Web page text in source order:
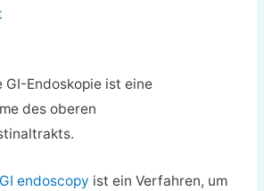
GI-Endoskopie ist eine
des oberen
endoscopy ist ein Verfahren, um